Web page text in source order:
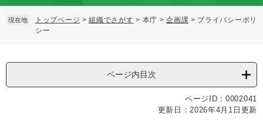
現在地 トップページ >組織でさがす > 本庁 >企画課 > プライバシーポリ
シー
ページ内目次
ページID：0002041
更新日：2026年4月1日更新